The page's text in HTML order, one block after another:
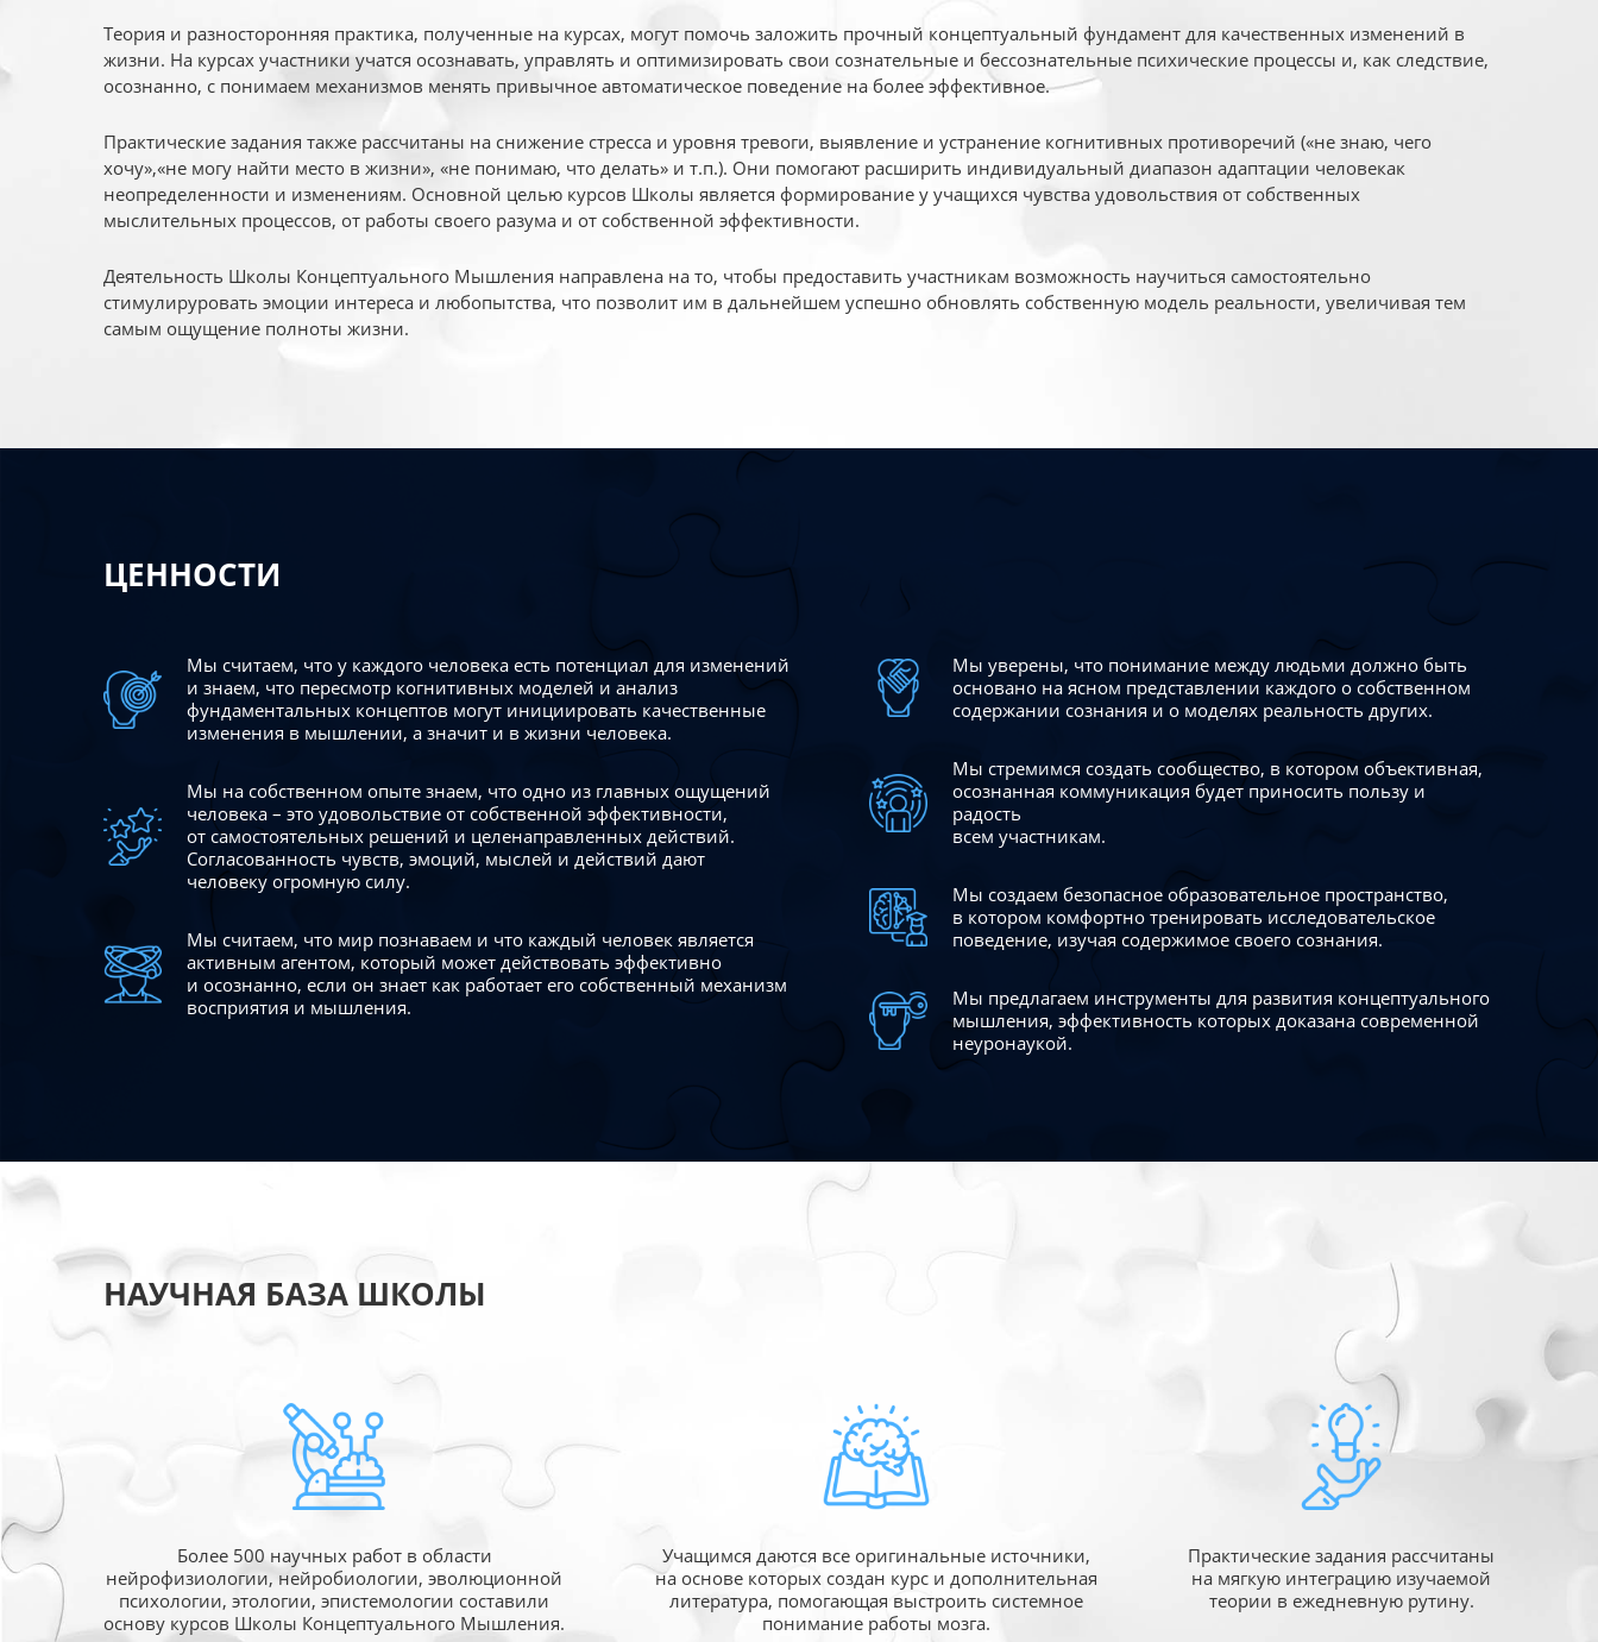
Теория и разносторонняя практика, полученные на курсах, могут помочь заложить прочный концептуальный фундамент для качественных изменений в
жизни. На курсах участники учатся осознавать, управлять и оптимизировать свои сознательные и бессознательные психические процессы и, как следствие,
осознанно, с понимаем механизмов менять привычное автоматическое поведение на более эффективное.
Практические задания также рассчитаны на снижение стресса и уровня тревоги, выявление и устранение когнитивных противоречий («не знаю, чего
хочу»,«не могу найти место в жизни», «не понимаю, что делать» и т.п.). Они помогают расширить индивидуальный диапазон адаптации человекак
неопределенности и изменениям. Основной целью курсов Школы является формирование у учащихся чувства удовольствия от собственных
мыслительных процессов, от работы своего разума и от собственной эффективности.
Деятельность Школы Концептуального Мышления направлена на то, чтобы предоставить участникам возможность научиться самостоятельно
стимулируровать эмоции интереса и любопытства, что позволит им в дальнейшем успешно обновлять собственную модель реальности, увеличивая тем
самым ощущение полноты жизни.
ЦЕННОСТИ
Мы считаем, что у каждого человека есть потенциал для изменений
и знаем, что пересмотр когнитивных моделей и анализ
фундаментальных концептов могут инициировать качественные
изменения в мышлении, а значит и в жизни человека.
Мы на собственном опыте знаем, что одно из главных ощущений
человека – это удовольствие от собственной эффективности,
от самостоятельных решений и целенаправленных действий.
Согласованность чувств, эмоций, мыслей и действий дают
человеку огромную силу.
Мы считаем, что мир познаваем и что каждый человек является
активным агентом, который может действовать эффективно
и осознанно, если он знает как работает его собственный механизм
восприятия и мышления.
Мы уверены, что понимание между людьми должно быть
основано на ясном представлении каждого о собственном
содержании сознания и о моделях реальность других.
Мы стремимся создать сообщество, в котором объективная,
осознанная коммуникация будет приносить пользу и
радость
всем участникам.
Мы создаем безопасное образовательное пространство,
в котором комфортно тренировать исследовательское
поведение, изучая содержимое своего сознания.
Мы предлагаем инструменты для развития концептуального
мышления, эффективность которых доказана современной
неуронаукой.
НАУЧНАЯ БАЗА ШКОЛЫ
Более 500 научных работ в области
нейрофизиологии, нейробиологии, эволюционной
психологии, этологии, эпистемологии составили
основу курсов Школы Концептуального Мышления.
Учащимся даются все оригинальные источники,
на основе которых создан курс и дополнительная
литература, помогающая выстроить системное
понимание работы мозга.
Практические задания рассчитаны
на мягкую интеграцию изучаемой
теории в ежедневную рутину.